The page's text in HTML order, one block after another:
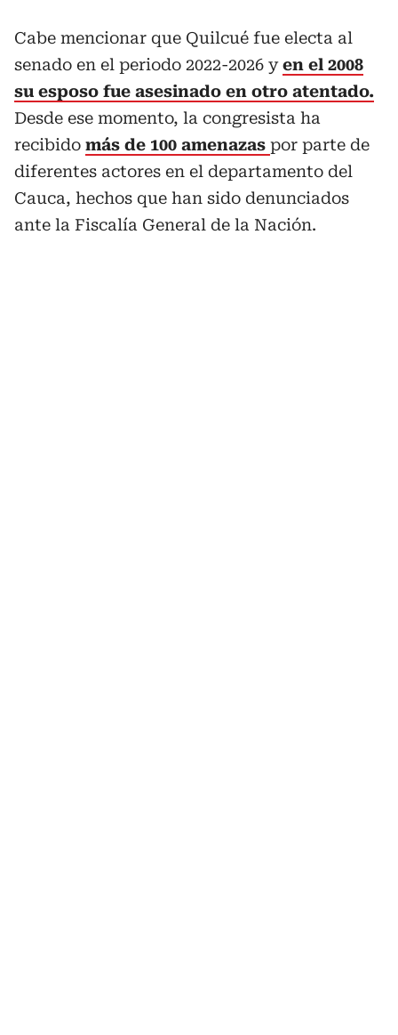
Cabe mencionar que Quilcué fue electa al
senado en el periodo 2022-2026 yen el 2008
su esposo fue asesinado en otro atentado.
Desde ese momento, la congresista ha
recibido más de 100 amenazas por parte de
diferentes actores en el departamento del
Cauca, hechos que han sido denunciados
ante la Fiscalía General de la Nación.